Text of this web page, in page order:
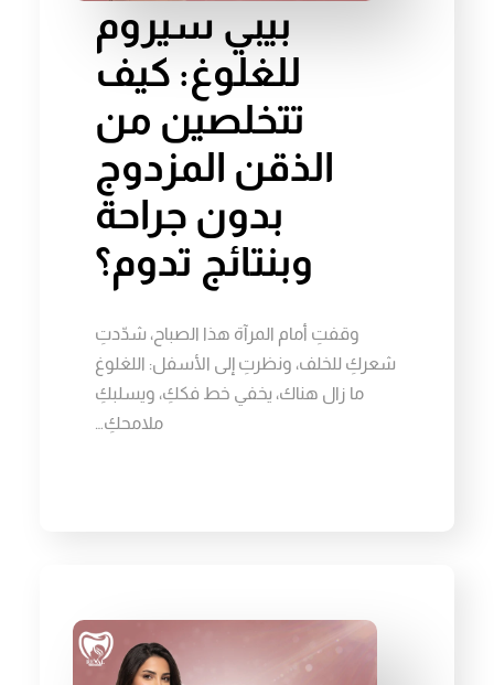
بيبي سيروم
للغلوغ: كيف
تتخلصين من
الذقن المزدوج
بدون جراحة
وبنتائج تدوم؟
وقفتِ أمام المرآة هذا الصباح، شدّدتِ
شعركِ للخلف، ونظرتِ إلى الأسفل: اللغلوغ
ما زال هناك، يخفي خط فككِ، ويسلبكِ
ملامحكِ…